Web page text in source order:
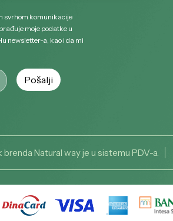
svrhom komunikacije
moje podatke u
newsletter-a, kao i da mi
Natural way je u sistemu PDV-a.